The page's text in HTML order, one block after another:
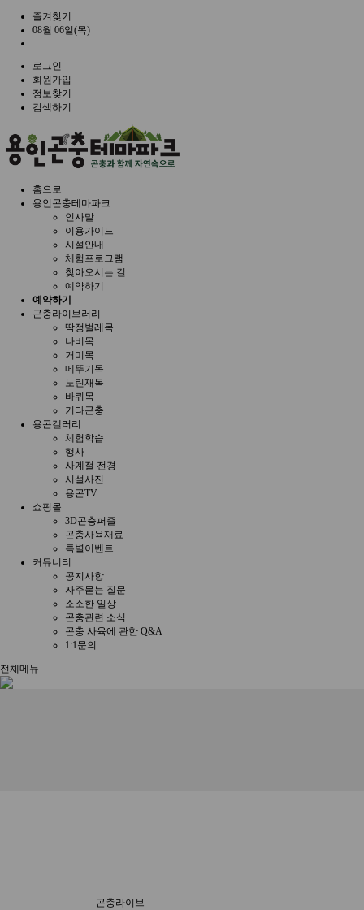
즐겨찾기
08월 06일(목)
로그인
회원가입
정보찾기
검색하기
홈으로
용인곤충테마파크
인사말
이용가이드
시설안내
체험프로그램
찾아오시는 길
예약하기
예약하기
곤충라이브러리
딱정벌레목
나비목
거미목
메뚜기목
노린재목
바퀴목
기타곤충
용곤갤러리
체험학습
행사
사계절 전경
시설사진
용곤TV
쇼핑몰
3D곤충퍼즐
곤충사육재료
특별이벤트
커뮤니티
공지사항
자주묻는 질문
소소한 일상
곤충관련 소식
곤충 사육에 관한 Q&A
1:1문의
전체메뉴
곤충라이브